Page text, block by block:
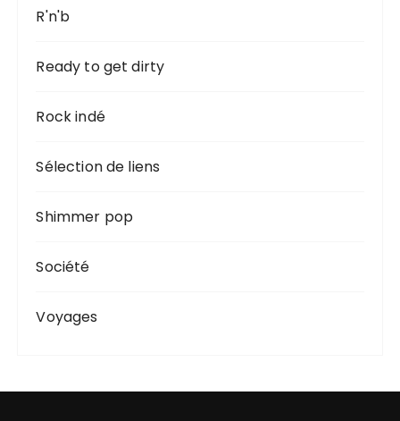
R'n'b
Ready to get dirty
Rock indé
Sélection de liens
Shimmer pop
Société
Voyages